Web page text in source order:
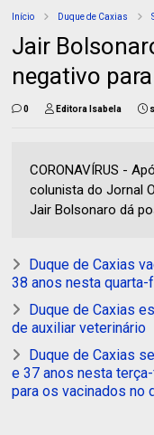
Início Duque de Caxias
Jair
negativo
0 Editora Isabela
CORONAVÍRUS -
colunista do Jornal
Jair Bolsonaro dá
Duque de Caxias
38 anos nesta quarta-
Duque de Caxias
de auxiliar veterinário
Duque de Caxias
e 37 anos nesta
para os vacinados no